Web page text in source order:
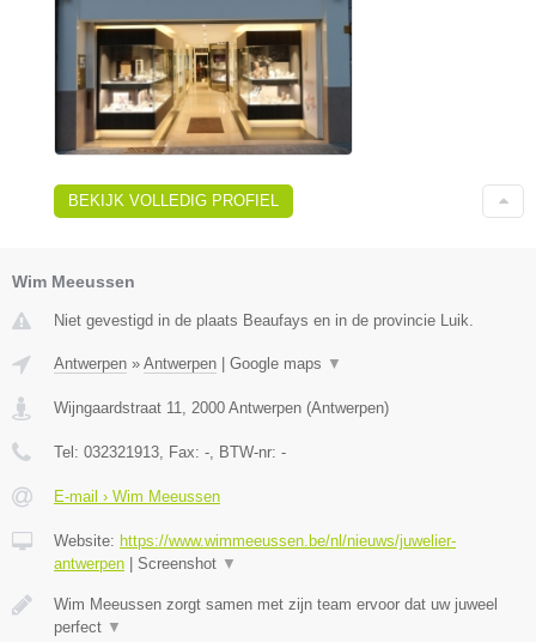
BEKIJK VOLLEDIG PROFIEL
Wim Meeussen
Niet gevestigd in de plaats Beaufays en in de provincie Luik.
Antwerpen » Antwerpen Google maps ▼
Wijngaardstraat 11 2000 Antwerpen (Antwerpen)
Tel: 032321913 , Fax: - , BTW-nr: -
E-mail › Wim Meeussen
Website: https://www.wimmeeussen.be/nl/nieuws/juwelier-
antwerpen
Screenshot ▼
Wim Meeussen zorgt samen met zijn team ervoor dat uw juweel
perfect ▼